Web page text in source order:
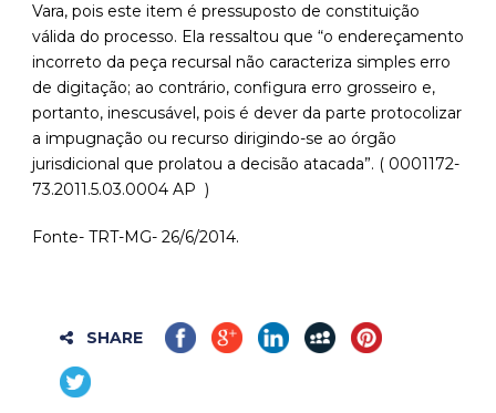
Vara, pois este item é pressuposto de constituição
válida do processo. Ela ressaltou que “o endereçamento
incorreto da peça recursal não caracteriza simples erro
de digitação; ao contrário, configura erro grosseiro e,
portanto, inescusável, pois é dever da parte protocolizar
a impugnação ou recurso dirigindo-se ao órgão
jurisdicional que prolatou a decisão atacada”. ( 0001172-
73.2011.5.03.0004 AP )
Fonte- TRT-MG- 26/6/2014.
SHARE